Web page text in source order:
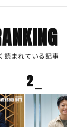
読まれている記事
2